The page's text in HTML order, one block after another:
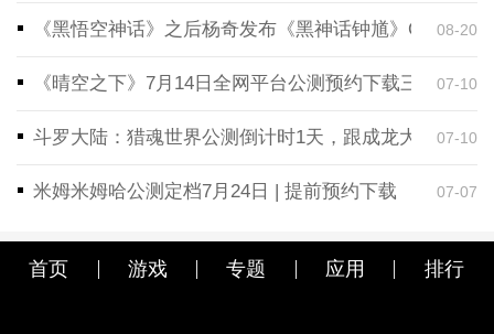
《黑悟空神话》之后杨奇发布《黑神话钟馗》CG！预
08-20
《晴空之下》7月14日全网平台公测预约下载三端同步
07-10
斗罗大陆：猎魂世界公测倒计时1天，跟成龙大哥一起
07-10
米姆米姆哈公测定档7月24日 | 提前预约下载 07-07
首页 游戏 专题 应用 排行